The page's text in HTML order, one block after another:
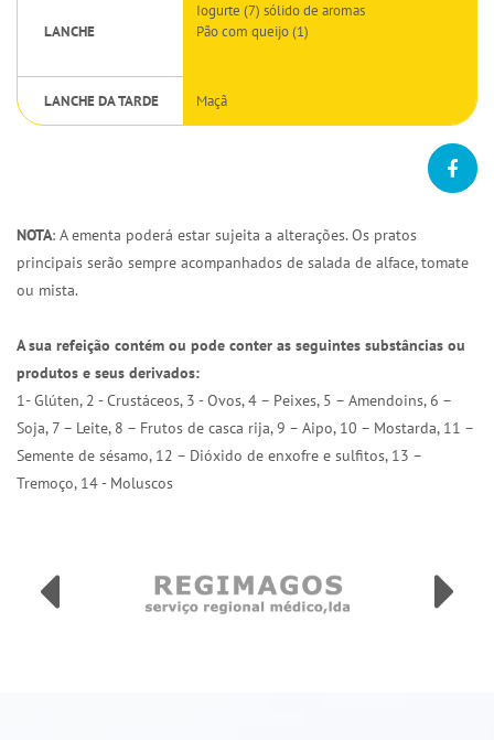
LANCHE
Iogurte (7) sólido de aromas
Pão com queijo (1)
LANCHE DA TARDE Maçã
NOTA: A ementa poderá estar sujeita a alterações. Os pratos
principais serão sempre acompanhados de salada de alface, tomate
ou mista.
A sua refeição contém ou pode conter as seguintes substâncias ou
produtos e seus derivados:
1- Glúten, 2 - Crustáceos, 3 - Ovos, 4 – Peixes, 5 – Amendoins, 6 –
Soja, 7 – Leite, 8 – Frutos de casca rija, 9 – Aipo, 10 – Mostarda, 11 –
Semente de sésamo, 12 – Dióxido de enxofre e sulfitos, 13 –
Tremoço, 14 - Moluscos